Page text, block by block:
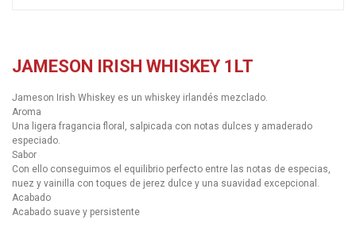
JAMESON IRISH WHISKEY 1LT
Jameson Irish Whiskey es un whiskey irlandés mezclado.
Aroma
Una ligera fragancia floral, salpicada con notas dulces y amaderado
especiado.
Sabor
Con ello conseguimos el equilibrio perfecto entre las notas de especias,
nuez y vainilla con toques de jerez dulce y una suavidad excepcional.
Acabado
Acabado suave y persistente